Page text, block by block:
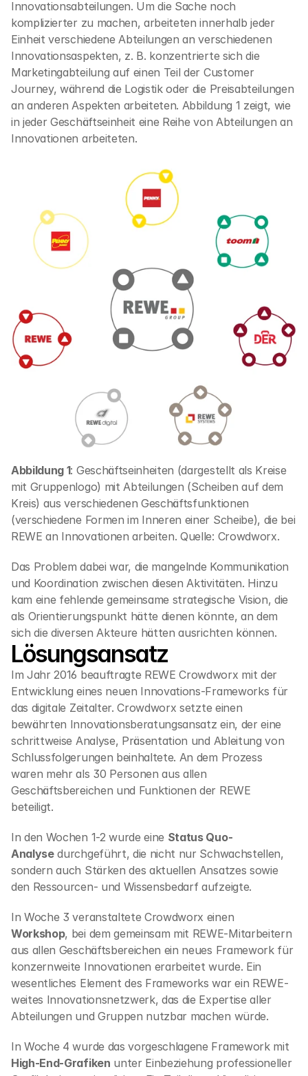
Innovationsabteilungen. Um die Sache noch
komplizierter zu machen, arbeiteten innerhalb jeder
Einheit verschiedene Abteilungen an verschiedenen
Innovationsaspekten, z. B. konzentrierte sich die
Marketingabteilung auf einen Teil der Customer
Journey, während die Logistik oder die Preisabteilungen
an anderen Aspekten arbeiteten. Abbildung 1 zeigt, wie
in jeder Geschäftseinheit eine Reihe von Abteilungen an
Innovationen arbeiteten.
Abbildung 1: Geschäftseinheiten (dargestellt als Kreise
mit Gruppenlogo) mit Abteilungen (Scheiben auf dem
Kreis) aus verschiedenen Geschäftsfunktionen
(verschiedene Formen im Inneren einer Scheibe), die bei
REWE an Innovationen arbeiten. Quelle: Crowdworx.
Das Problem dabei war, die mangelnde Kommunikation
und Koordination zwischen diesen Aktivitäten. Hinzu
kam eine fehlende gemeinsame strategische Vision, die
als Orientierungspunkt hätte dienen könnte, an dem
sich die diversen Akteure hätten ausrichten können.
Lösungsansatz
Im Jahr 2016 beauftragte REWE Crowdworx mit der
Entwicklung eines neuen Innovations-Frameworks für
das digitale Zeitalter. Crowdworx setzte einen
bewährten Innovationsberatungsansatz ein, der eine
schrittweise Analyse, Präsentation und Ableitung von
Schlussfolgerungen beinhaltete. An dem Prozess
waren mehr als 30 Personen aus allen
Geschäftsbereichen und Funktionen der REWE
beteiligt.
In den Wochen 1-2 wurde eine Status Quo-
Analyse durchgeführt, die nicht nur Schwachstellen,
sondern auch Stärken des aktuellen Ansatzes sowie
den Ressourcen- und Wissensbedarf aufzeigte.
Workshop, bei dem gemeinsam mit REWE-Mitarbeitern
aus allen Geschäftsbereichen ein neues Framework für
konzernweite Innovationen erarbeitet wurde. Ein
wesentliches Element des Frameworks war ein REWE-
weites Innovationsnetzwerk, das die Expertise aller
Abteilungen und Gruppen nutzbar machen würde.
High-End-Grafiken unter Einbeziehung professioneller